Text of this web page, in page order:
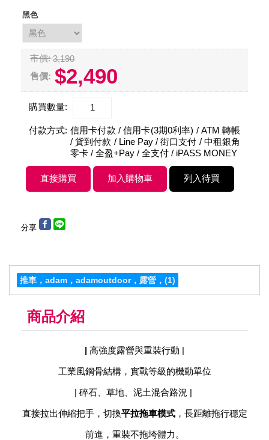
黑色
市價: 3,190
售價: $2,490
購買數量:
付款方式: 信用卡付款 / 信用卡(3期0利率) / ATM 轉帳
/ 貨到付款 / Line Pay / 街口支付 / 中租銀角
零卡 / 全盈+Pay / 全支付 / iPASS MONEY
分享
推車，adam，adamoutdoor，露營， (1)
商品介紹
| 高強度露營與重裝行動 |
工業風鋼骨結構，實戰等級的機動單位
| 碎石、草地、泥土混合路況 |
直接拉出伸縮把手，切換平拉拖車模式，長距離拖行穩定
前進，重裝不拖垮體力。